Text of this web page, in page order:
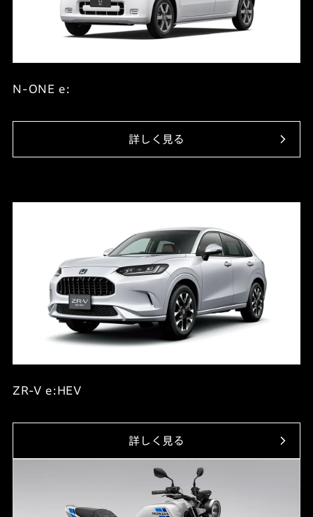
N-ONE e:
詳しく見る
ZR-V e:HEV
詳しく見る